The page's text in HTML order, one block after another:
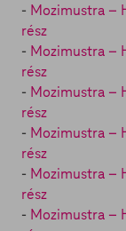
- Mozimustra –
rész
- Mozimustra –
rész
- Mozimustra –
rész
- Mozimustra –
rész
- Mozimustra –
rész
- Mozimustra –